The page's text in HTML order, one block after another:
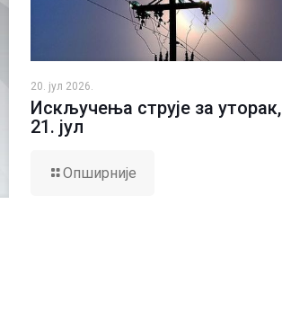
20. јул 2026.
Искључења струје за уторак,
21. јул
Опширније